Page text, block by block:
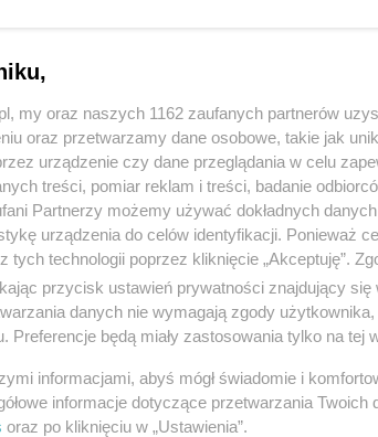
znowu zacznie dostarczać
na wysokoenergetycznej frakcji
Takie odpady są dostarczane z
i ważenia, które znajdują się
przyporządkowanie dostaw do
my oraz naszych 1162 zaufanych partnerów
oraz przetwarzamy dane osobowe, takie jak
urządzenie czy dane przeglądania w celu
treści, pomiar reklam i treści, badanie
Partnerzy możemy używać dokładnych
urządzenia do celów identyfikacji. Ponieważ
tych technologii poprzez kliknięcie „Akceptuję”.
przycisk ustawień prywatności znajdujący
danych nie wymagają zgody
Preferencje będą miały zastosowania tylko na tej
informacjami, abyś mógł świadomie i
informacje dotyczące przetwarzania Twoich
oraz po kliknięciu w „Ustawienia”.